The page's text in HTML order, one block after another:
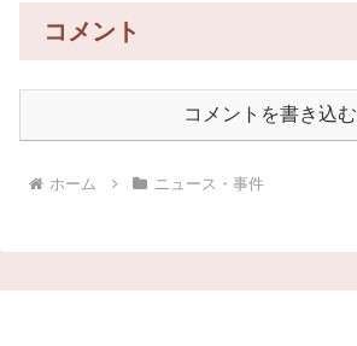
コメント
コメントを書き込む
ホーム ニュース・事件